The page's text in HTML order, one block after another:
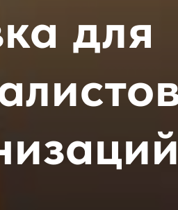
для